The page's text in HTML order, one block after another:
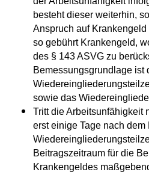
besteht dieser weiterhin,
Anspruch auf
so gebührt Krankengeld,
des § 143 ASVG zu
Bemessungsgrundlage ist
sowie das
Tritt die Arbeitsunfähigkeit
erst einige Tage nach dem
Beitragszeitraum für die
Krankengeldes